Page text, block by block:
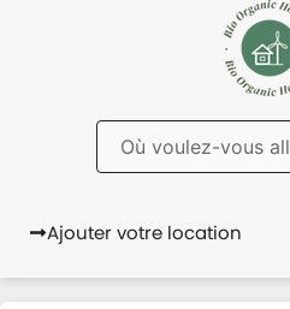
Ajouter votre location